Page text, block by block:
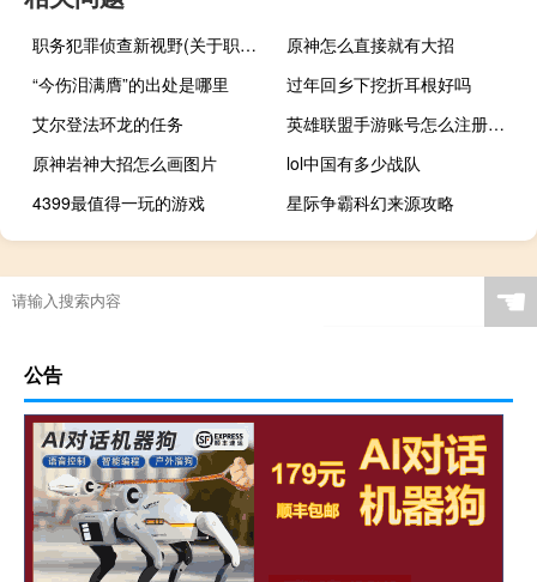
职务犯罪侦查新视野(关于职务犯罪侦查新视野简述)
原神怎么直接就有大招
“今伤泪满膺”的出处是哪里
过年回乡下挖折耳根好吗
艾尔登法环龙的任务
英雄联盟手游账号怎么注册不了
原神岩神大招怎么画图片
lol中国有多少战队
4399最值得一玩的游戏
星际争霸科幻来源攻略
☚
公告